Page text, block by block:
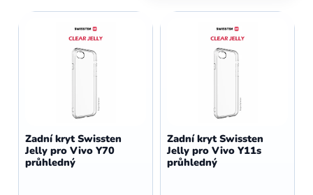
e
ý
o
d
u
Zadní kryt Swissten
Jelly pro Vivo Y70
průhledný
Zadní kryt Swissten
Jelly pro Vivo Y11s
průhledný